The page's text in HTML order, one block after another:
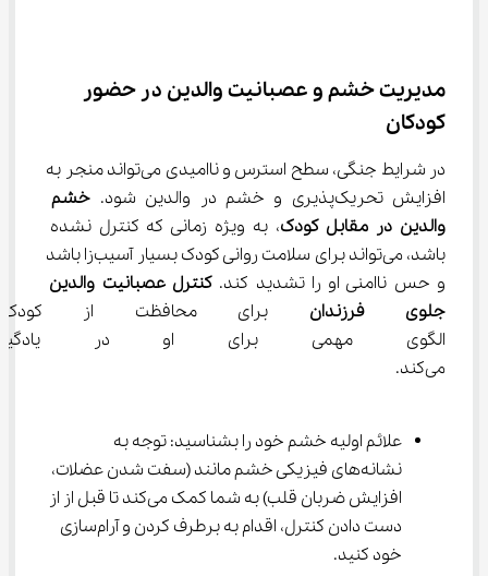
مدیریت خشم و عصبانیت والدین در حضور
کودکان
در شرایط جنگی، سطح استرس و ناامیدی می‌تواند منجر به
افزایش تحریک‌پذیری و خشم در والدین شود.
خشم
والدین در مقابل کودک، به ویژه زمانی که کنترل نشده
باشد، می‌تواند برای سلامت روانی کودک بسیار آسیب‌زا باشد
و حس ناامنی او را تشدید کند. کنترل عصبانیت والدین
جلوی فرزندان برای محافظت از
‌الگوی مهمی برای او در
می‌کند.
علائم اولیه خشم خود را بشناسید: توجه به
نشانه‌های فیزیکی خشم مانند (سفت شدن عضلات،
افزایش ضربان قلب) به شما کمک می‌کند تا قبل از از
دست دادن کنترل، اقدام به برطرف کردن و آرام‌سازی
خود کنید.